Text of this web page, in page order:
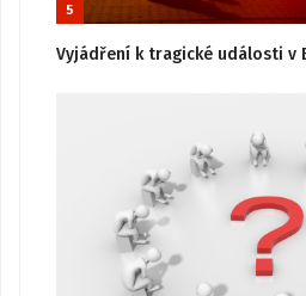
5
Vyjádření k tragické události v